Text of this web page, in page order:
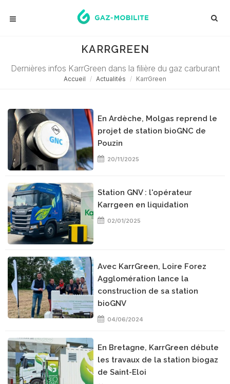
KARRGREEN
Dernières infos KarrGreen dans la filière du gaz carburant
Accueil Actualités KarrGreen
En Ardèche, Molgas reprend le
projet de station bioGNC de
Pouzin
20/11/2025
Station GNV : l'opérateur
Karrgeen en liquidation
02/01/2025
Avec KarrGreen, Loire Forez
Agglomération lance la
construction de sa station
bioGNV
04/06/2024
En Bretagne, KarrGreen débute
les travaux de la station biogaz
de Saint-Eloi